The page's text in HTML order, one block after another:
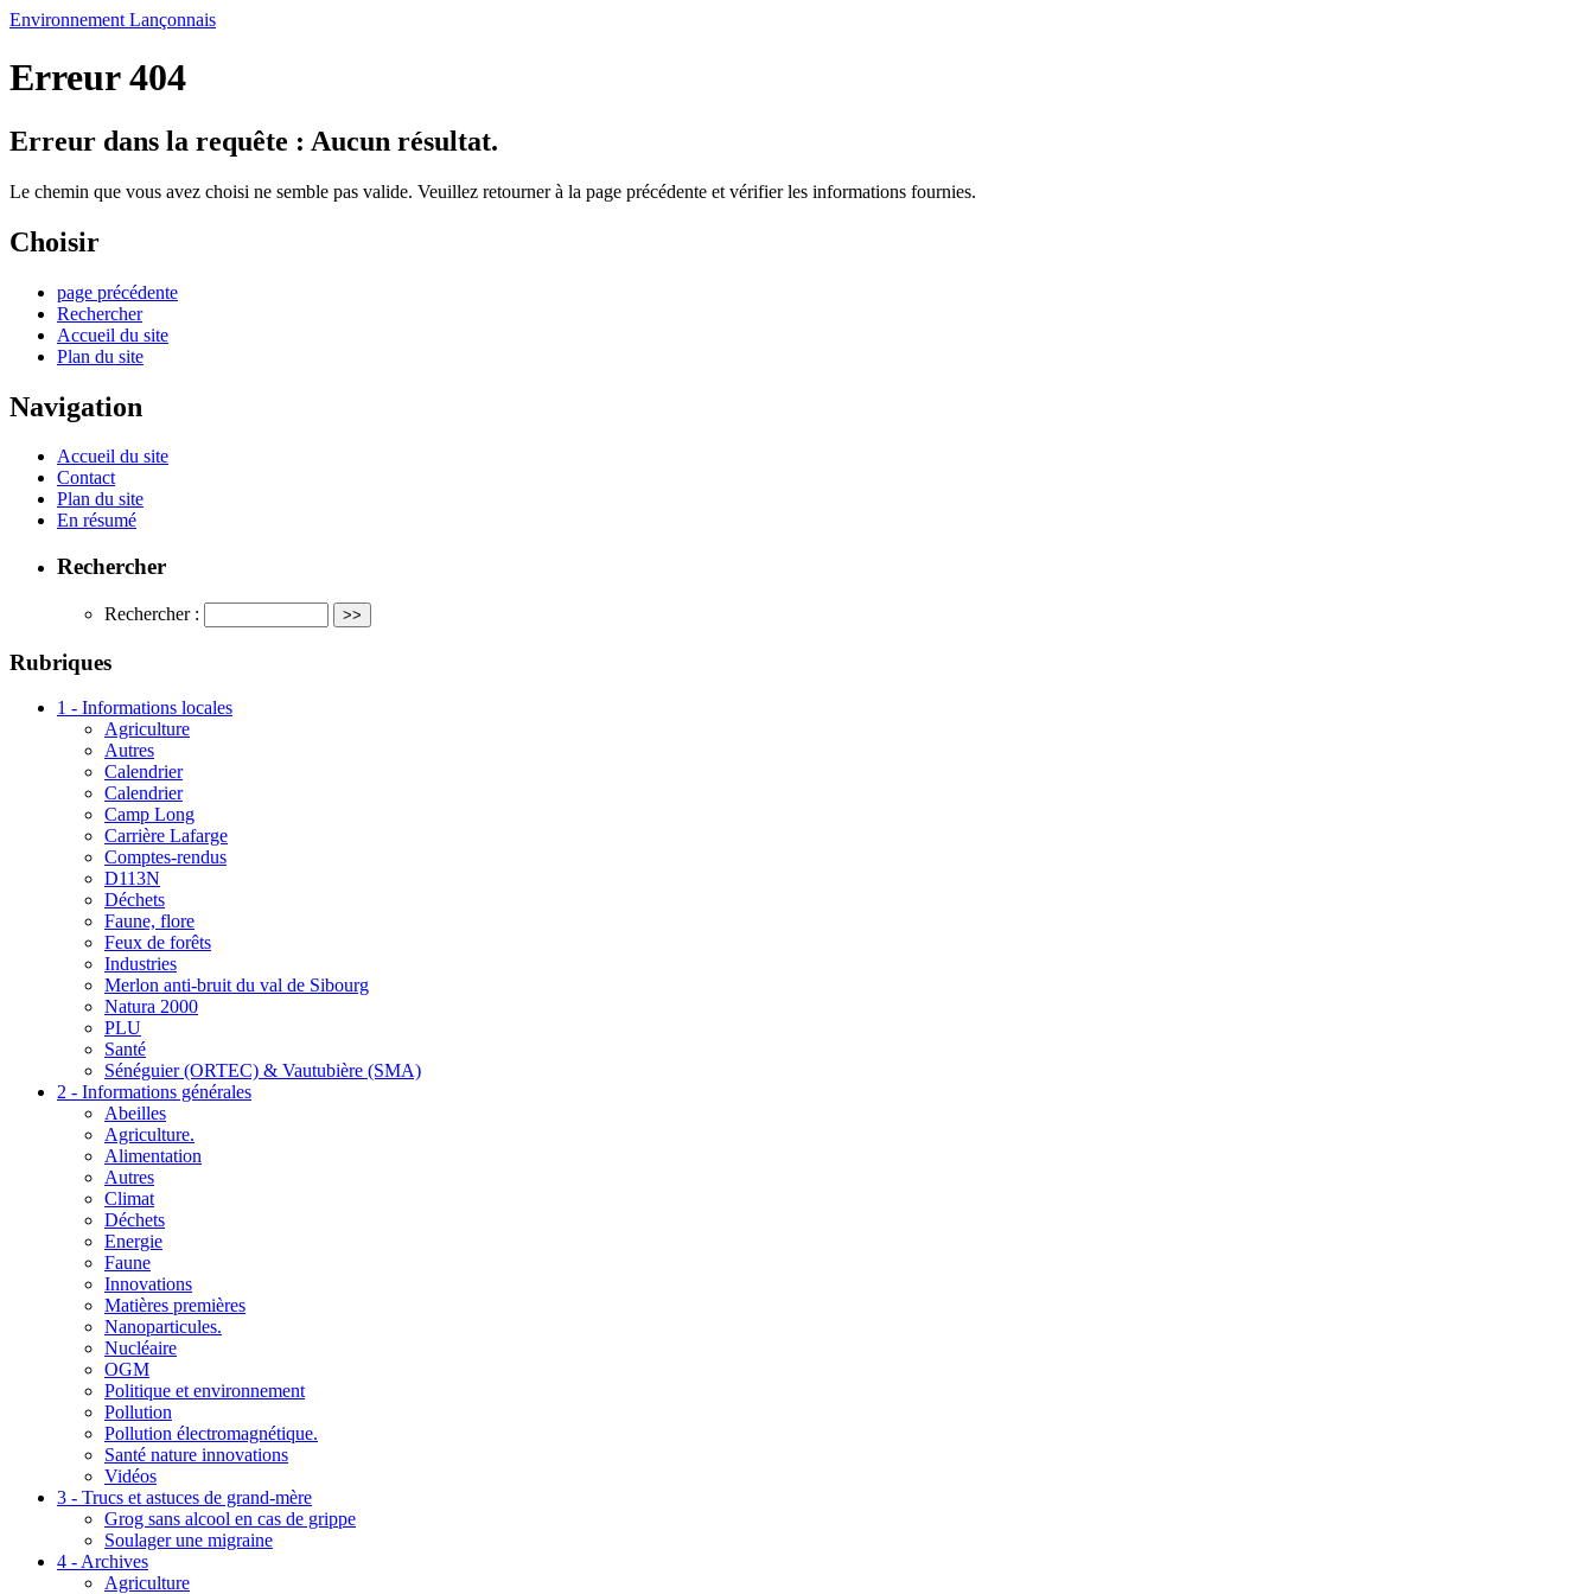
Environnement Lançonnais
Erreur 404
Erreur dans la requête : Aucun résultat.
Le chemin que vous avez choisi ne semble pas valide. Veuillez retourner à la page précédente et vérifier les informations fournies.
Choisir
page précédente
Rechercher
Accueil du site
Plan du site
Navigation
Accueil du site
Contact
Plan du site
En résumé
Rechercher
Rechercher :
Rubriques
1 - Informations locales
Agriculture
Autres
Calendrier
Calendrier
Camp Long
Carrière Lafarge
Comptes-rendus
D113N
Déchets
Faune, flore
Feux de forêts
Industries
Merlon anti-bruit du val de Sibourg
Natura 2000
PLU
Santé
Sénéguier (ORTEC) & Vautubière (SMA)
2 - Informations générales
Abeilles
Agriculture.
Alimentation
Autres
Climat
Déchets
Energie
Faune
Innovations
Matières premières
Nanoparticules.
Nucléaire
OGM
Politique et environnement
Pollution
Pollution électromagnétique.
Santé nature innovations
Vidéos
3 - Trucs et astuces de grand-mère
Grog sans alcool en cas de grippe
Soulager une migraine
4 - Archives
Agriculture